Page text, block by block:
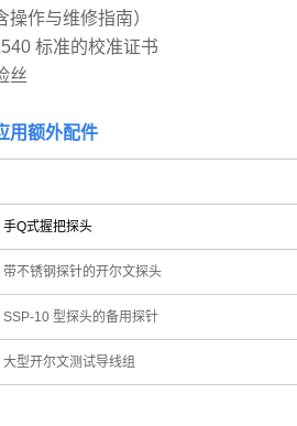
操作与维修指南）
标准的校准证书
丝
用额外配件
手Q式握把探头
带不锈钢探针的开尔文探头
SSP-10 型探头的备用探针
大型开尔文测试导线组